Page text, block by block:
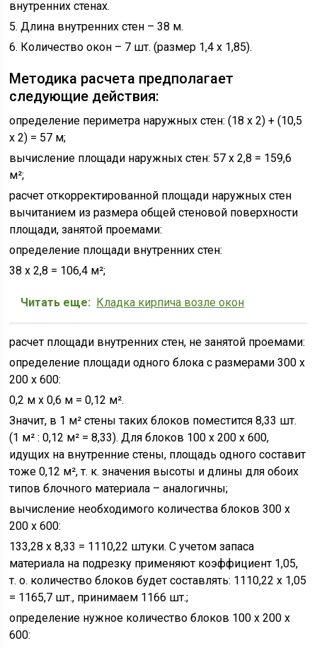
внутренних стенах.
5. Длина внутренних стен – 38 м.
6. Количество окон – 7 шт. (размер 1,4 х 1,85).
Методика расчета предполагает
следующие действия:
определение периметра наружных стен: (18 х 2) + (10,5
х 2) = 57 м;
вычисление площади наружных стен: 57 х 2,8 = 159,6
м²;
расчет откорректированной площади наружных стен
вычитанием из размера общей стеновой поверхности
площади, занятой проемами:
определение площади внутренних стен:
38 х 2,8 = 106,4 м²;
Читать еще: Кладка кирпича возле окон
расчет площади внутренних стен, не занятой проемами:
определение площади одного блока с размерами 300 х
200 х 600:
0,2 м х 0,6 м = 0,12 м².
Значит, в 1 м² стены таких блоков поместится 8,33 шт.
(1 м² : 0,12 м² = 8,33). Для блоков 100 х 200 х 600,
идущих на внутренние стены, площадь одного составит
тоже 0,12 м², т. к. значения высоты и длины для обоих
типов блочного материала – аналогичны;
вычисление необходимого количества блоков 300 х
200 х 600:
133,28 х 8,33 = 1110,22 штуки. С учетом запаса
материала на подрезку применяют коэффициент 1,05,
т. о. количество блоков будет составлять: 1110,22 х 1,05
= 1165,7 шт., принимаем 1166 шт.;
определение нужное количество блоков 100 х 200 х
600: